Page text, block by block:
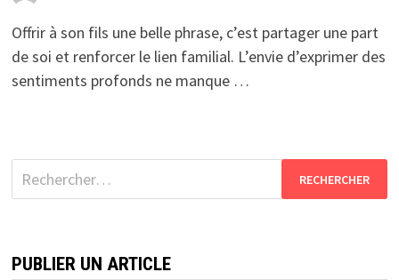
Offrir à son fils une belle phrase, c’est partager une part
de soi et renforcer le lien familial. L’envie d’exprimer des
sentiments profonds ne manque …
Rechercher :
PUBLIER UN ARTICLE